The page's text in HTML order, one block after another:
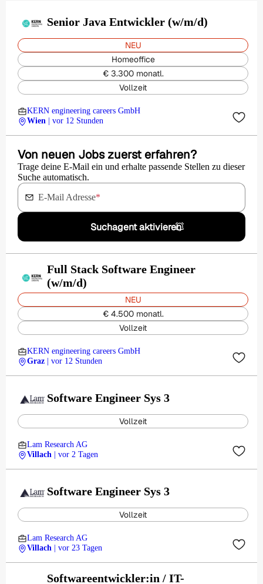
Senior Java Entwickler (w/m/d)
NEU
Homeoffice
€ 3.300 monatl.
Vollzeit
KERN engineering careers GmbH
Wien
| vor 12 Stunden
Von neuen Jobs zuerst erfahren?
Trage deine E-Mail ein und erhalte passende Stellen zu dieser
Suche automatisch.
E-Mail Adresse*
Suchagent aktivieren
Full Stack Software Engineer
(w/m/d)
NEU
€ 4.500 monatl.
Vollzeit
KERN engineering careers GmbH
Graz
| vor 12 Stunden
Software Engineer Sys 3
Vollzeit
Lam Research AG
Villach
| vor 2 Tagen
Software Engineer Sys 3
Vollzeit
Lam Research AG
Villach
| vor 23 Tagen
Softwareentwickler:in / IT-